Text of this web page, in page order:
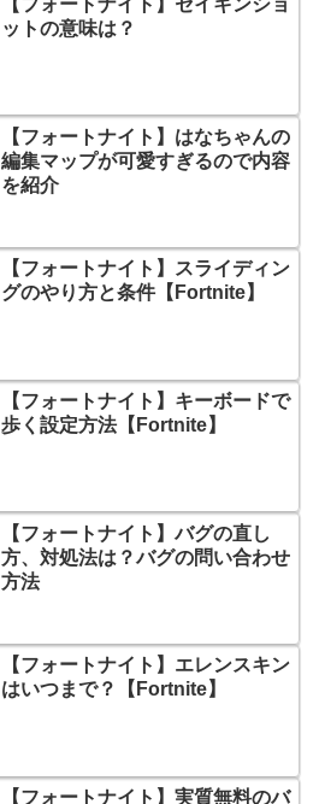
【フォートナイト】セイキンショ
ットの意味は？
【フォートナイト】はなちゃんの
編集マップが可愛すぎるので内容
を紹介
【フォートナイト】スライディン
グのやり方と条件【Fortnite】
【フォートナイト】キーボードで
歩く設定方法【Fortnite】
【フォートナイト】バグの直し
方、対処法は？バグの問い合わせ
方法
【フォートナイト】エレンスキン
はいつまで？【Fortnite】
【フォートナイト】実質無料のバ